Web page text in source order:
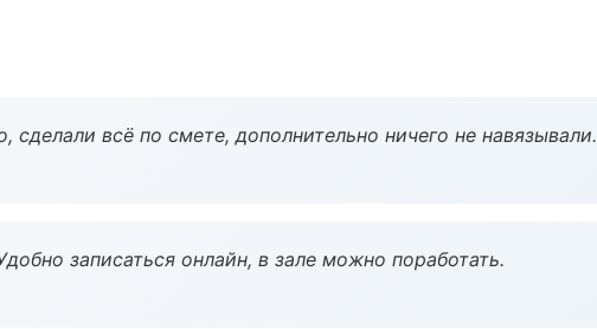
сделали всё по смете, дополнительно ничего не навязывали.
записаться онлайн, в зале можно поработать.